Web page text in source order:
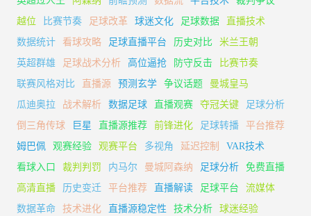
越位
比赛节奏 足球改革 球迷文化 足球数据
直播技术
数据统计
看球攻略 足球直播平台 历史对比
米兰王朝
英超群雄
足球战术分析 高位逼抢 防守反击
比赛节奏
联赛风格对比
直播源 预测玄学 争议话题
曼城皇马
瓜迪奥拉
战术解析 数据足球 直播观赛 夺冠关键
足球分析
倒三角传球
巨星 直播源推荐 前锋进化 足球转播
平台推荐
姆巴佩
观赛经验 观赛平台 多视角 延迟控制
VAR技术
看球入口
裁判判罚 内马尔 曼城阿森纳 足球分析
免费直播
高清直播
历史变迁 平台推荐 直播解读 足球平台
流媒体
数据革命
技术进化 直播源稳定性 技术分析 球迷经验